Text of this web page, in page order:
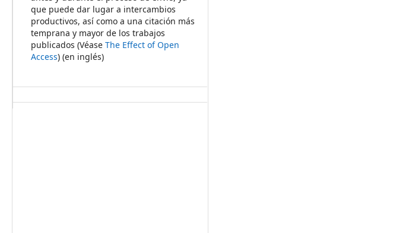
que puede dar lugar a intercambios
productivos, así como a una citación más
temprana y mayor de los trabajos
publicados (VéaseThe Effect of Open
Access) (en inglés)